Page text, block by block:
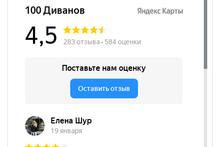
*Дополнительную информацию о том, как купить
Шкаф металлический для документов BRABIX "KBS-
041Т"
уточняйте у нашего менеджера по телефону
+79292022735
.
**Цены на официальном сайте
действительны только для интернет-магазина
могут отличаться от цен в розничных магазинах-
Пол